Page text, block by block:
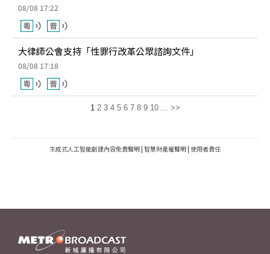
08/08 17:22
大律師公會支持「性罪行改革公眾諮詢文件」
08/08 17:18
1 2 3 4 5 6 7 8 9 10 ... >>
生成式人工智能創建內容免責聲明 | 智慧財產權聲明 | 使用者責任